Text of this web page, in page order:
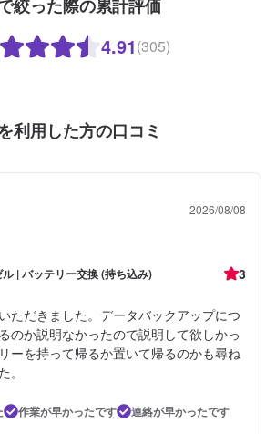
絞った際の累計評価
4.91(305)
利用した方の口コミ
2026/08/08
| バッテリー交換 (持ち込み) 3
ただきました。データバックアップにつ
のか説明なかったので説明して欲しかっ
ーを持って帰るか置いて帰るのかも尋ね
。
作業が早かったです
連絡が早かったです